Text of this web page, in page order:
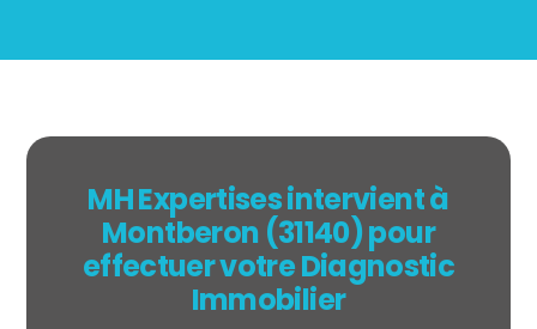
MH Expertises intervient à
Montberon (31140) pour
effectuer votre Diagnostic
Immobilier